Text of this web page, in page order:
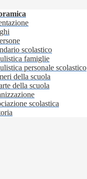
scolastico
famiglie
personale scolastico
della scuola
della scuola
scolastica